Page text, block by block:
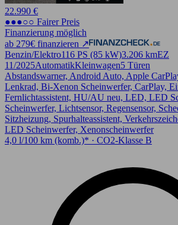
22.990 €
●●●○○ Fairer Preis
Finanzierung möglich
ab 279€ finanzieren ↗
Benzin/Elektro116 PS (85 kW)3.206 kmEZ
11/2025AutomatikKleinwagen5 Türen
Abstandswarner, Android Auto, Apple
Lenkrad, Bi-Xenon Scheinwerfer, CarPlay,
Fernlichtassistent, HU/AU neu, LED, LED
Scheinwerfer, Lichtsensor, Regensensor,
Sitzheizung, Spurhalteassistent,
LED Scheinwerfer, Xenonscheinwerfer
4,0 l/100 km (komb.)* · CO2-Klasse B